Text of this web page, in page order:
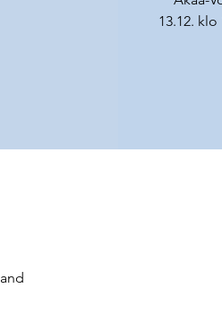
13.12.